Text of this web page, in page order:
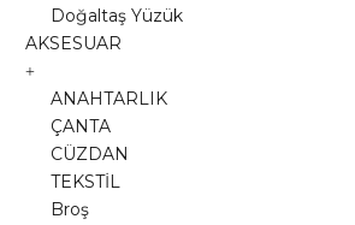
Doğaltaş Yüzük
AKSESUAR
ANAHTARLIK
ÇANTA
CÜZDAN
TEKSTİL
Broş